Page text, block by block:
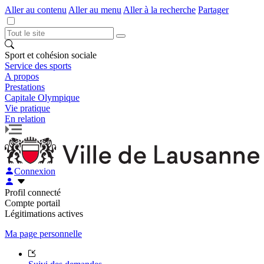
Aller au contenu Aller au menu Aller à la recherche Partager
Sport et cohésion sociale
Service des sports
A propos
Prestations
Capitale Olympique
Vie pratique
En relation
Connexion
Profil connecté
Compte portail
Légitimations actives
Ma page personnelle